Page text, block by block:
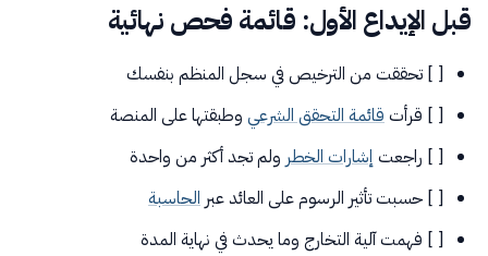
قبل الإيداع الأول: قائمة فحص نهائية
[ ] تحققت من الترخيص في سجل المنظم بنفسك
[ ] قرأت قائمة التحقق الشرعي وطبقتها على المنصة
[ ] راجعت إشارات الخطر ولم تجد أكثر من واحدة
[ ] حسبت تأثير الرسوم على العائد عبر الحاسبة
[ ] فهمت آلية التخارج وما يحدث في نهاية المدة